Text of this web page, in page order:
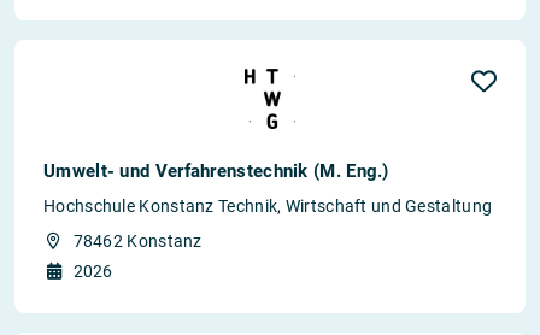
Umwelt- und Verfahrenstechnik (M. Eng.)
Hochschule Konstanz Technik, Wirtschaft und Gestaltung
78462 Konstanz
2026